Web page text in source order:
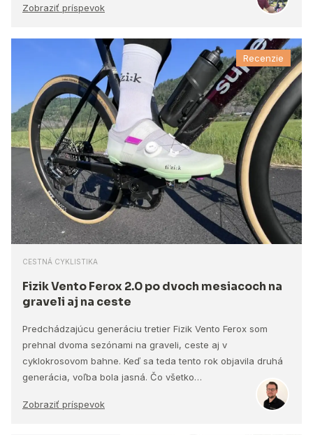
Zobraziť príspevok
Recenzie
CESTNÁ CYKLISTIKA
Fizik Vento Ferox 2.0 po dvoch mesiacoch na
graveli aj na ceste
Predchádzajúcu generáciu tretier Fizik Vento Ferox som
prehnal dvoma sezónami na graveli, ceste aj v
cyklokrosovom bahne. Keď sa teda tento rok objavila druhá
generácia, voľba bola jasná. Čo všetko…
Zobraziť príspevok